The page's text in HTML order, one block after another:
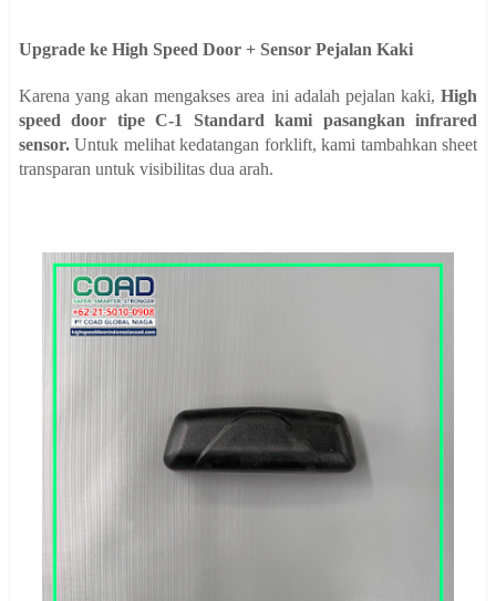
Upgrade ke High Speed Door + Sensor Pejalan Kaki
Karena yang akan mengakses area ini adalah pejalan kaki, High
speed door tipe C-1 Standard kami pasangkan infrared
sensor.Untuk melihat kedatangan forklift, kami tambahkan sheet
transparan untuk visibilitas dua arah.